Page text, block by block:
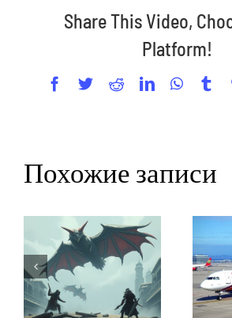
Share This Video,
Platform!
Facebook
TwitterRedditLinkedIn
Похожие записи